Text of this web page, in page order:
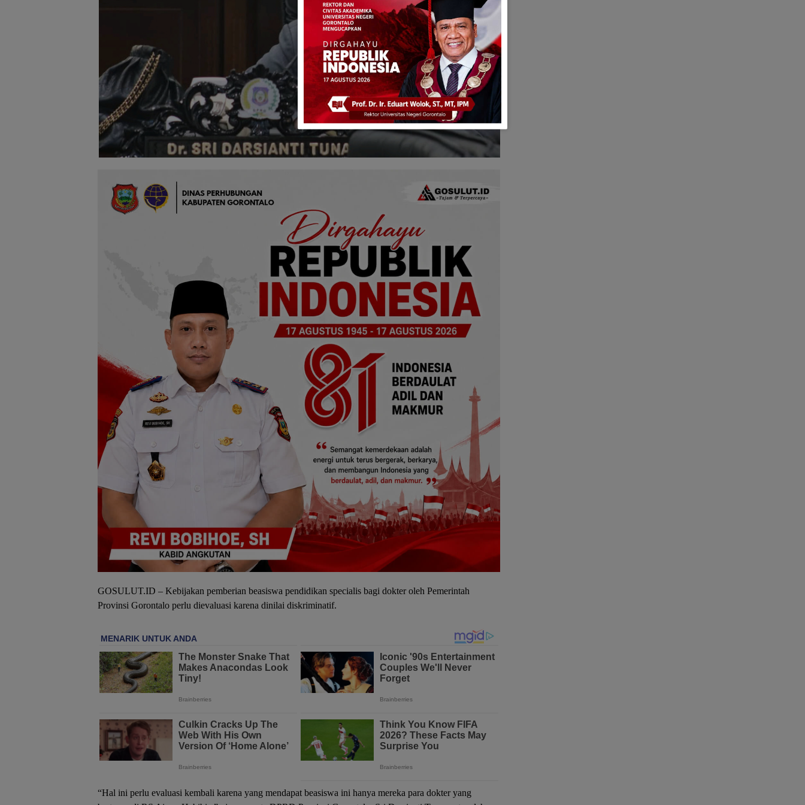
GOSULUT.ID – Kebijakan pemberian beasiswa pendidikan specialis bagi dokter oleh Pemerintah
Provinsi Gorontalo perlu dievaluasi karena dinilai diskriminatif.
“Hal ini perlu evaluasi kembali karena yang mendapat beasiswa ini hanya mereka para dokter yang